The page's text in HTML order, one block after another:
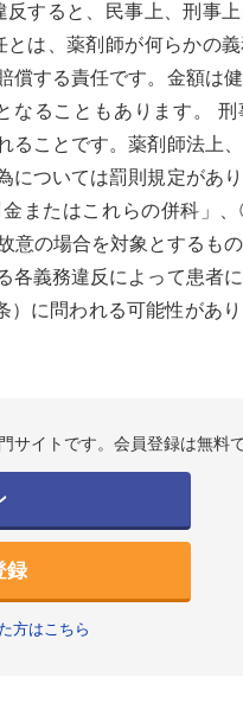
すると、民事上、刑事
は、薬剤師が何らかの
償する責任です。金額は
なることもあります。 刑
ることです。薬剤師法上
については罰則規定があ
またはこれらの併科」
意の場合を対象とするも
各義務違反によって患者
）に問われる可能性があ
イトです。会員登録は無料で
録
方はこちら